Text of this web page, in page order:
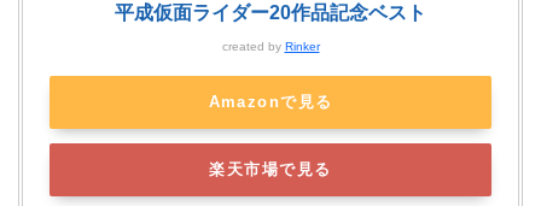
平成仮面ライダー20作品記念ベスト
created by Rinker
Amazonで見る
楽天市場で見る